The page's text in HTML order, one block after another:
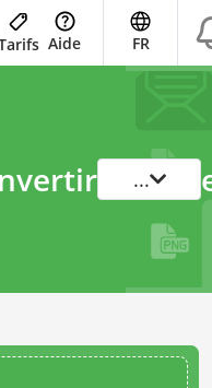
Aide FR
...